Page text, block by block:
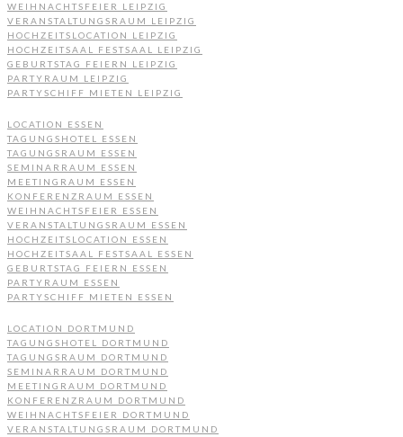
WEIHNACHTSFEIER LEIPZIG
VERANSTALTUNGSRAUM LEIPZIG
HOCHZEITSLOCATION LEIPZIG
HOCHZEITSAAL FESTSAAL LEIPZIG
GEBURTSTAG FEIERN LEIPZIG
PARTYRAUM LEIPZIG
PARTYSCHIFF MIETEN LEIPZIG
LOCATION ESSEN
TAGUNGSHOTEL ESSEN
TAGUNGSRAUM ESSEN
SEMINARRAUM ESSEN
MEETINGRAUM ESSEN
KONFERENZRAUM ESSEN
WEIHNACHTSFEIER ESSEN
VERANSTALTUNGSRAUM ESSEN
HOCHZEITSLOCATION ESSEN
HOCHZEITSAAL FESTSAAL ESSEN
GEBURTSTAG FEIERN ESSEN
PARTYRAUM ESSEN
PARTYSCHIFF MIETEN ESSEN
LOCATION DORTMUND
TAGUNGSHOTEL DORTMUND
TAGUNGSRAUM DORTMUND
SEMINARRAUM DORTMUND
MEETINGRAUM DORTMUND
KONFERENZRAUM DORTMUND
WEIHNACHTSFEIER DORTMUND
VERANSTALTUNGSRAUM DORTMUND